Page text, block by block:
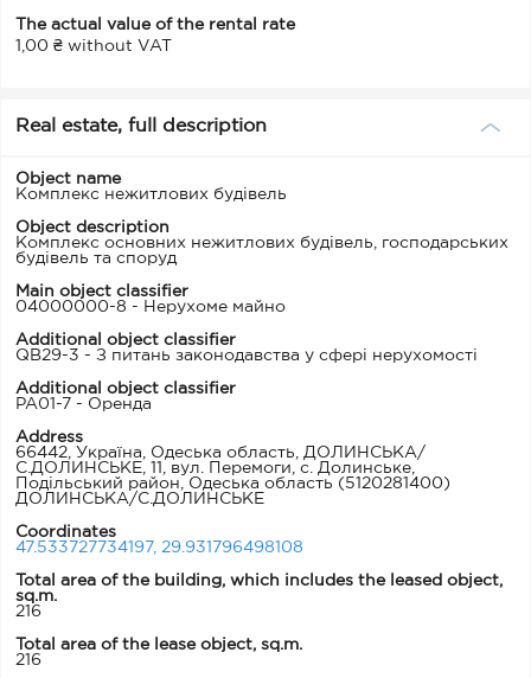
The actual value of the rental rate
1,00 ₴ without VAT
Real estate, full description
Object name
Комплекс нежитлових будівель
Object description
Комплекс основних нежитлових будівель, господарських
будівель та споруд
Main object classifier
04000000-8 - Нерухоме майно
Additional object classifier
QB29-3 - З питань законодавства у сфері нерухомості
Additional object classifier
PA01-7 - Оренда
Address
66442, Україна, Одеська область, ДОЛИНСЬКА/
С.ДОЛИНСЬКЕ, 11, вул. Перемоги, с. Долинське,
Подільський район, Одеська область (5120281400)
ДОЛИНСЬКА/С.ДОЛИНСЬКЕ
Coordinates
47.533727734197, 29.931796498108
Total area of ​​the building, which includes the leased object,
sq.m.
216
Total area of the lease object, sq.m.
216